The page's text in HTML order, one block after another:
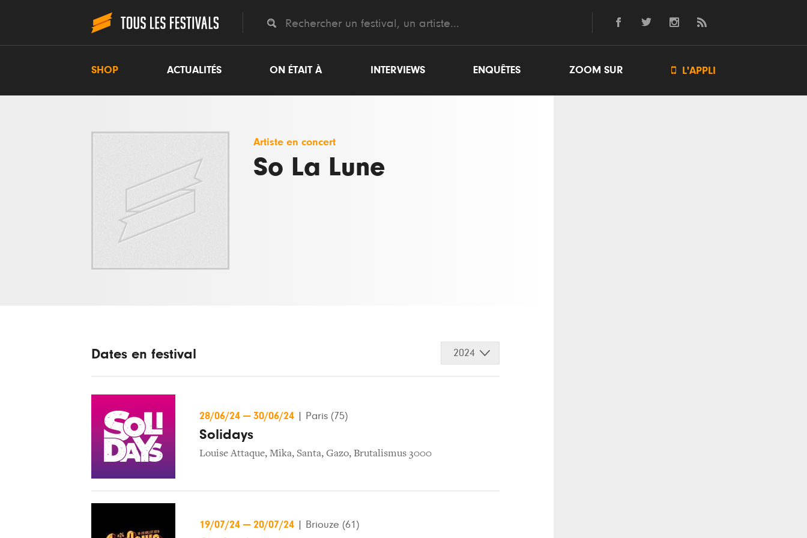
SHOP ACTUALITÉS ON ÉTAIT À INTERVIEWS ENQUÊTES ZOOM SUR  L'APPLI
Artiste en concert
So La Lune
Dates en festival 2024
28/06/24 — 30/06/24 Paris (75)
Solidays
Louise Attaque, Mika, Santa, Gazo, Brutalismus 3000
19/07/24 — 20/07/24 Briouze (61)